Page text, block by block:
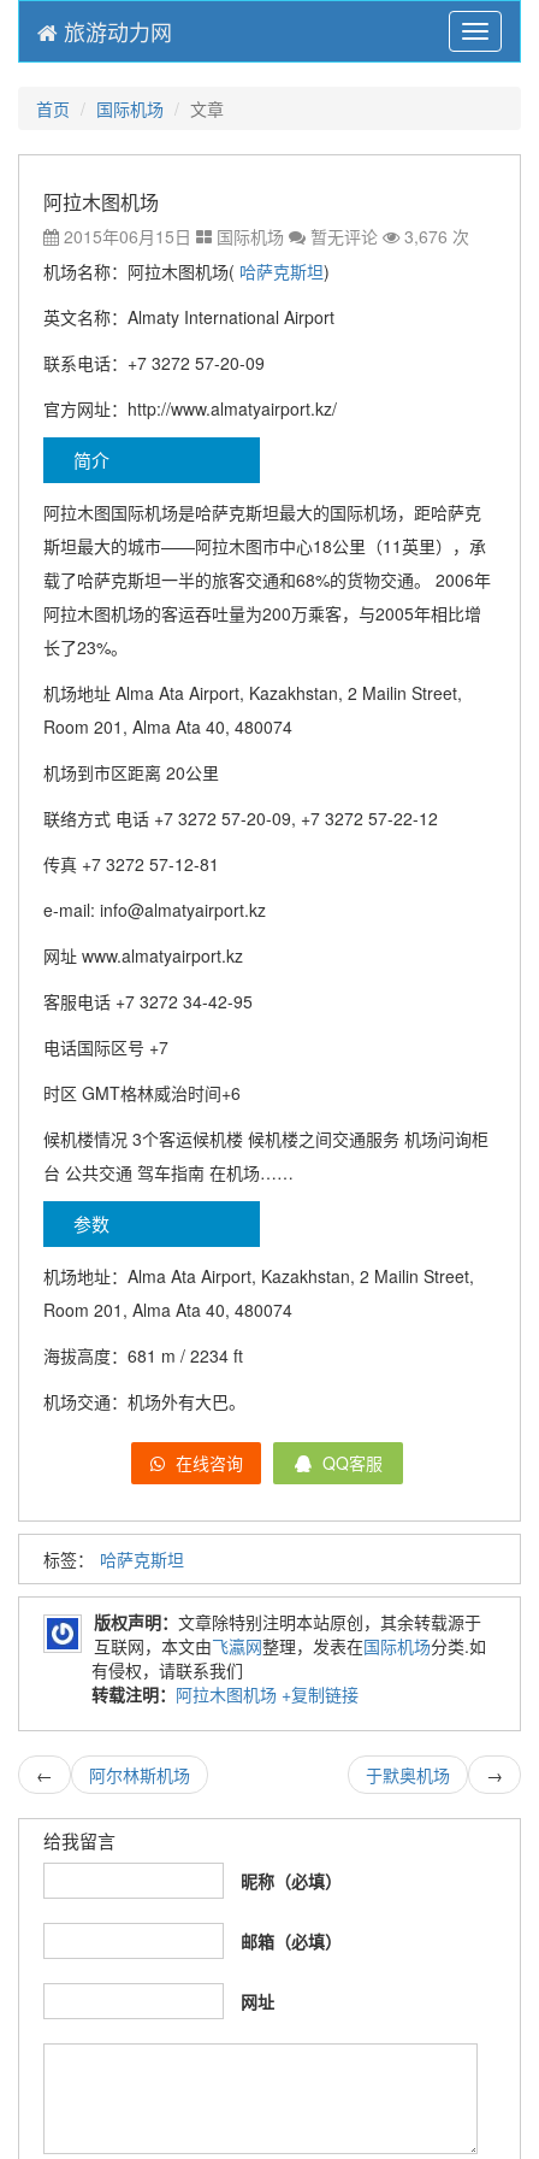
Menu
旅游动力网
首页 国际机场 文章
阿拉木图机场
2015年06月15日 国际机场 暂无评论
3,676 次
机场名称：阿拉木图机场( 哈萨克斯坦)
英文名称：Almaty International Airport
联系电话：+7 3272 57-20-09
官方网址：http://www.almatyairport.kz/
简介
阿拉木图国际机场是哈萨克斯坦最大的国际机场，距哈萨克
斯坦最大的城市——阿拉木图市中心18公里（11英里），承
载了哈萨克斯坦一半的旅客交通和68%的货物交通。 2006年
阿拉木图机场的客运吞吐量为200万乘客，与2005年相比增
长了23%。
机场地址 Alma Ata Airport, Kazakhstan, 2 Mailin Street,
Room 201, Alma Ata 40, 480074
机场到市区距离 20公里
联络方式 电话 +7 3272 57-20-09, +7 3272 57-22-12
传真 +7 3272 57-12-81
e-mail: info@almatyairport.kz
网址 www.almatyairport.kz
客服电话 +7 3272 34-42-95
电话国际区号 +7
时区 GMT格林威治时间+6
候机楼情况 3个客运候机楼 候机楼之间交通服务 机场问询柜
台 公共交通 驾车指南 在机场……
参数
机场地址：Alma Ata Airport, Kazakhstan, 2 Mailin Street,
Room 201, Alma Ata 40, 480074
海拔高度：681 m / 2234 ft
机场交通：机场外有大巴。
在线咨询 QQ客服
标签： 哈萨克斯坦
版权声明： 文章除特别注明本站原创，其余转载源于
互联网，本文由飞瀛网整理，发表在国际机场分类.如
有侵权，请联系我们
转载注明： 阿拉木图机场 +复制链接
← 阿尔林斯机场 →
于默奥机场
给我留言
昵称（必填）
邮箱（必填）
网址